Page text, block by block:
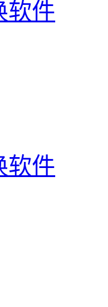
软件
软件